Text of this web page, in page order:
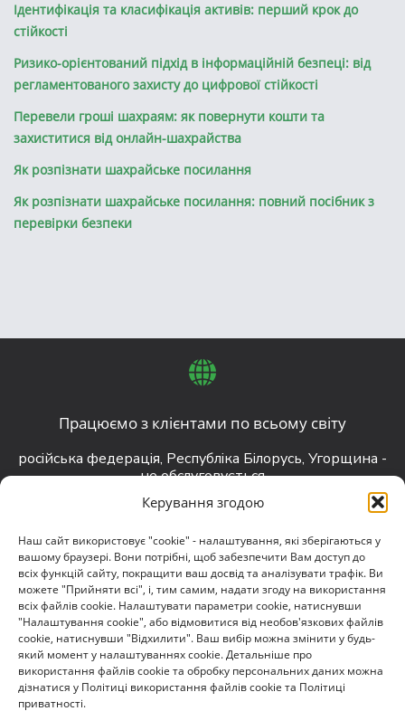
Керування згодою
Наш сайт використовує "cookie" - налаштування, які зберігаються у
вашому браузері. Вони потрібні, щоб забезпечити Вам доступ до
всіх функцій сайту, покращити ваш досвід та аналізувати трафік. Ви
можете "Прийняти всі", і, тим самим, надати згоду на використання
всіх файлів cookie. Налаштувати параметри cookie, натиснувши
"Налаштування cookie", або відмовитися від необов'язкових файлів
cookie, натиснувши "Відхилити". Ваш вибір можна змінити у будь-
який момент у налаштуваннях cookie. Детальніше про
використання файлів cookie та обробку персональних даних можна
дізнатися у Політиці використання файлів cookie та Політиці
приватності.
Ідентифікація та класифікація активів: перший крок до
стійкості
Ризико-орієнтований підхід в інформаційній безпеці: від
регламентованого захисту до цифрової стійкості
Перевели гроші шахраям: як повернути кошти та
захиститися від онлайн-шахрайства
Як розпізнати шахрайське посилання
Як розпізнати шахрайське посилання: повний посібник з
перевірки безпеки
Працюємо з клієнтами по всьому світу
російська федерація, Республіка Білорусь, Угорщина -
не обслуговується
contact@darkguard.com.ua